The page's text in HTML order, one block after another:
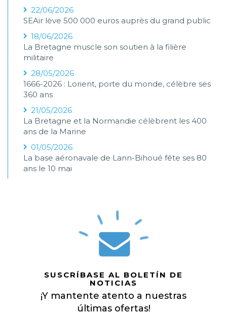
22/06/2026
SEAir lève 500 000 euros auprès du grand public
18/06/2026
La Bretagne muscle son soutien à la filière
militaire
28/05/2026
1666-2026 : Lorient, porte du monde, célèbre ses
360 ans
21/05/2026
La Bretagne et la Normandie célèbrent les 400
ans de la Marine
01/05/2026
La base aéronavale de Lann-Bihoué fête ses 80
ans le 10 mai
SUSCRÍBASE AL BOLETÍN DE
NOTICIAS
¡Y mantente atento a nuestras
últimas ofertas!